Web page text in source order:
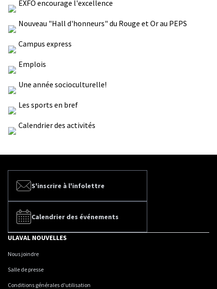
EXFO encourage l'excellence
Nouveau "Hall d'honneurs" du Rouge et Or au PEPS
Campus express
Emplois
Une année socioculturelle!
Les sports en bref
Calendrier des activités
S'inscrire à l'infolettre
Calendrier des événements
ULAVAL NOUVELLES
Nous joindre
Salle de presse
Conditions générales d'utilisation